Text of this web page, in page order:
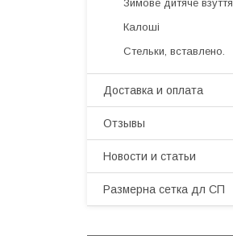
Зимове дитяче взуття
Калоші
Стельки, вставлено.
Доставка и оплата
Отзывы
Новости и статьи
Размерна сетка дл СП